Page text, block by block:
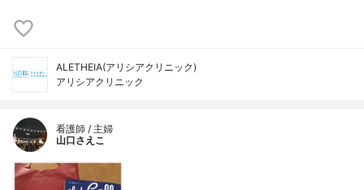
ALETHEIA(アリシアクリニック)
アリシアクリニック
看護師 / 主婦
山口さえこ